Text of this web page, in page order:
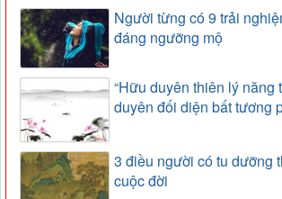
Người từng có 9 trải
đáng ngưỡng mộ
“Hữu duyên thiên lý năng
duyên đối diện bất tương
3 điều người có tu dưỡng
cuộc đời